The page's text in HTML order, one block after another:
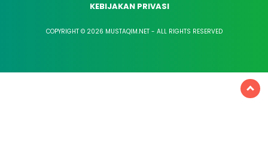
KEBIJAKAN PRIVASI
COPYRIGHT © 2026 MUSTAQIM.NET - ALL RIGHTS RESERVED